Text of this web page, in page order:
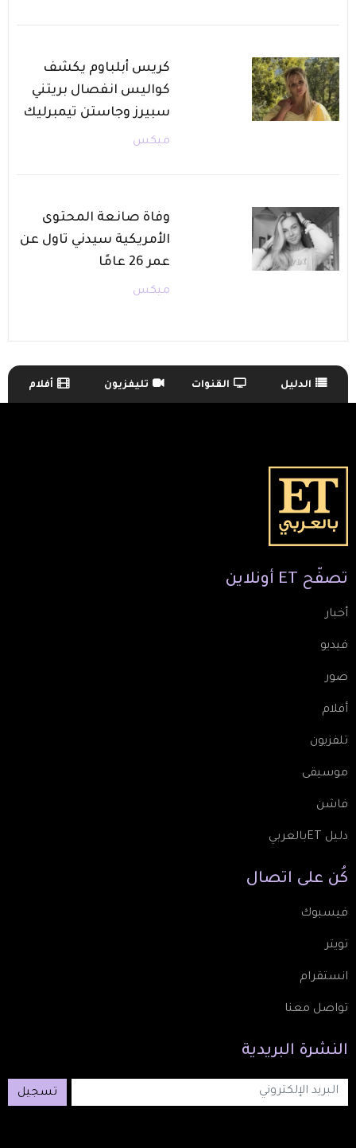
كريس أبلباوم يكشف
كواليس انفصال بريتني
سبيرز وجاستن تيمبرليك
ميكس
وفاة صانعة المحتوى
الأمريكية سيدني تاول عن
عمر 26 عامًا
ميكس
TV Guide Menu الدليل القنوات تليفزيون أفلام
تصفّح ET أونلاين
أخبار
فيديو
صور
أفلام
تلفزيون
موسيقى
فاشن
دليل ETبالعربي
كُن على اتصال
فيسبوك
تويتر
انستقرام
تواصل معنا
النشرة البريدية
تسجيل